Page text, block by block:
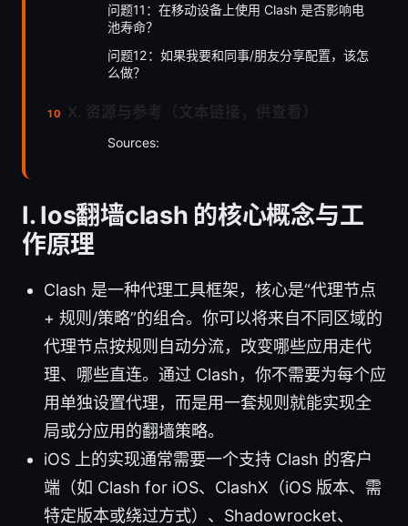
问题11：在移动设备上使用 Clash 是否影响电
池寿命？
问题12：如果我要和同事/朋友分享配置，该怎
么做？
Sources:
Ⅰ. Ios翻墙clash 的核心概念与工
作原理
Clash 是一种代理工具框架，核心是“代理节点
+ 规则/策略”的组合。你可以将来自不同区域的
代理节点按规则自动分流，改变哪些应用走代
理、哪些直连。通过 Clash，你不需要为每个应
用单独设置代理，而是用一套规则就能实现全
局或分应用的翻墙策略。
iOS 上的实现通常需要一个支持 Clash 的客户
端（如 Clash for iOS、ClashX（iOS 版本、需
特定版本或绕过方式）、Shadowrocket、